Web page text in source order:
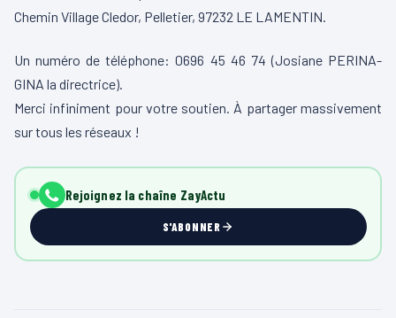
Chemin Village Cledor, Pelletier, 97232 LE LAMENTIN.
Un numéro de téléphone: 0696 45 46 74 (Josiane PERINA-
GINA la directrice).
Merci infiniment pour votre soutien. À partager massivement
sur tous les réseaux !
Rejoignez la chaîne ZayActu
S'ABONNER